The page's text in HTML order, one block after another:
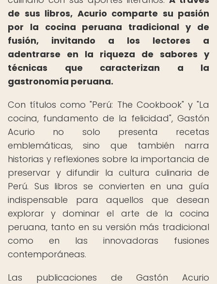
de sus libros, Acurio comparte su pasión
por la cocina peruana tradicional y de
fusión, invitando a los lectores a
adentrarse en la riqueza de sabores y
técnicas que caracterizan a la
gastronomía peruana.
Con títulos como "Perú: The Cookbook" y "La
cocina, fundamento de la felicidad", Gastón
Acurio no solo presenta recetas
emblemáticas, sino que también narra
historias y reflexiones sobre la importancia de
preservar y difundir la cultura culinaria de
Perú. Sus libros se convierten en una guía
indispensable para aquellos que desean
explorar y dominar el arte de la cocina
peruana, tanto en su versión más tradicional
como en las innovadoras fusiones
contemporáneas.
Las publicaciones de Gastón Acurio